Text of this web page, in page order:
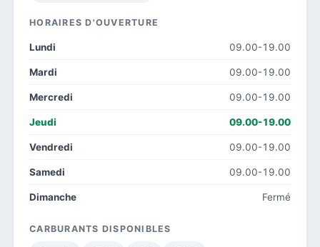
HORAIRES D'OUVERTURE
Lundi 09.00-19.00
Mardi 09.00-19.00
Mercredi 09.00-19.00
Jeudi 09.00-19.00
Vendredi 09.00-19.00
Samedi 09.00-19.00
Dimanche Fermé
CARBURANTS DISPONIBLES